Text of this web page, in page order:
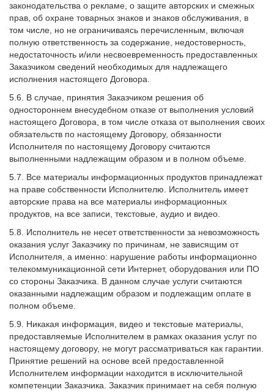
законодательства о рекламе, о защите авторских и смежных
прав, об охране товарных знаков и знаков обслуживания, в
том числе, но не ограничиваясь перечисленным, включая
полную ответственность за содержание, недостоверность,
недостаточность и/или несвоевременность предоставленных
Заказчиком сведений необходимых для надлежащего
исполнения настоящего Договора.
5.6. В случае, принятия Заказчиком решения об
одностороннем внесудебном отказе от выполнения условий
настоящего Договора, в том числе отказа от выполнения своих
обязательств по настоящему Договору, обязанности
Исполнителя по настоящему Договору считаются
выполненными надлежащим образом и в полном объеме.
5.7. Все материалы информационных продуктов принадлежат
на праве собственности Исполнителю. Исполнитель имеет
авторские права на все материалы информационных
продуктов, на все записи, текстовые, аудио и видео.
5.8. Исполнитель не несет ответственности за невозможность
оказания услуг Заказчику по причинам, не зависящим от
Исполнителя, а именно: нарушение работы информационно
телекоммуникационной сети Интернет, оборудования или ПО
со стороны Заказчика. В данном случае услуги считаются
оказанными надлежащим образом и подлежащим оплате в
полном объеме.
5.9. Никакая информация, видео и текстовые материалы,
предоставляемые Исполнителем в рамках оказания услуг по
настоящему договору, не могут рассматриваться как гарантии.
Принятие решений на основе всей предоставленной
Исполнителем информации находится в исключительной
компетенции Заказчика. Заказчик принимает на себя полную